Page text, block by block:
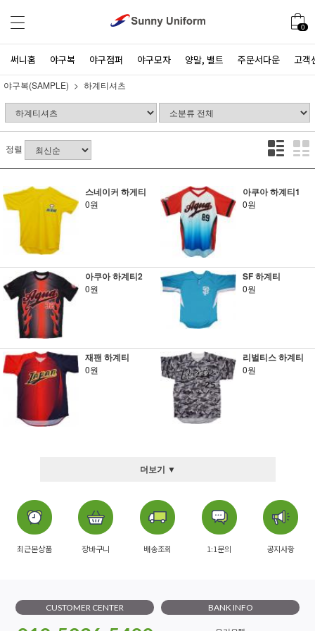
0
써니홈 야구복 야구점퍼 야구모자 양말, 밸트 주문서다운 고객
야구복(SAMPLE) 하계티셔츠
정렬
스네이커 하게티
0원
아쿠아 하계티1
0원
아쿠아 하계티2
0원
SF 하계티
0원
재팬 하계티
0원
리벌티스 하계티
0원
더보기 ▼
최근본상품 장바구니 배송조회 1:1문의 공지사항
CUSTOMER CENTER BANK INFO